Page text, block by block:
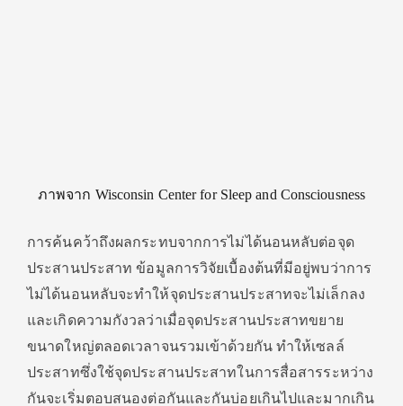
ภาพจาก Wisconsin Center for Sleep and Consciousness
การค้นคว้าถึงผลกระทบจากการไม่ได้นอนหลับต่อจุด
ประสานประสาท ข้อมูลการวิจัยเบื้องต้นที่มีอยู่พบว่าการ
ไม่ได้นอนหลับจะทำให้จุดประสานประสาทจะไม่เล็กลง
และเกิดความกังวลว่าเมื่อจุดประสานประสาทขยาย
ขนาดใหญ่ตลอดเวลาจนรวมเข้าด้วยกัน ทำให้เซลล์
ประสาทซึ่งใช้จุดประสานประสาทในการสื่อสารระหว่าง
กันจะเริ่มตอบสนองต่อกันและกันบ่อยเกินไปและมากเกิน